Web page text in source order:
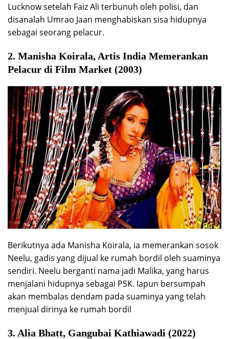
Lucknow setelah Faiz Ali terbunuh oleh polisi, dan
disanalah Umrao Jaan menghabiskan sisa hidupnya
sebagai seorang pelacur.
2. Manisha Koirala, Artis India Memerankan
Pelacur di Film Market (2003)
Berikutnya ada Manisha Koirala, ia memerankan sosok
Neelu, gadis yang dijual ke rumah bordil oleh suaminya
sendiri. Neelu berganti nama jadi Malika, yang harus
menjalani hidupnya sebagai PSK. Iapun bersumpah
akan membalas dendam pada suaminya yang telah
menjual dirinya ke rumah bordil
3. Alia Bhatt, Gangubai Kathiawadi (2022)